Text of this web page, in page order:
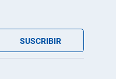
SUSCRIBIR